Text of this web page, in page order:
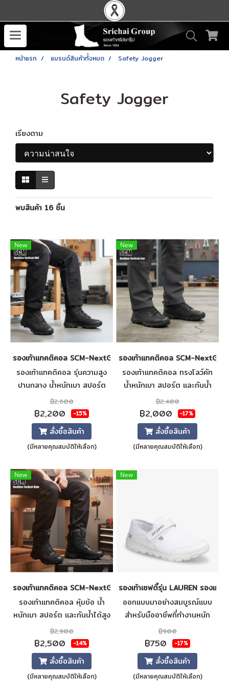
หน้าแรก แบรนด์สินค้าทั้งหมด Safety Jogger
Safety Jogger
เรียงตาม
พบสินค้า 16 ชิ้น
New
รองเท้าแทคติคอล SCM-NextGen-Tactical-Mid
รองเท้าแทคติคอล รุ่นความสูง
ปานกลาง น้ำหนักเบา สปอร์ต
กันน้ำ กันลื่น พร้อมซิปด้านใน
ระบายอากาศได้ดี พื้นรองเท้าทน
ความร้อน พื้นรองเท้าแบบถอด
ได้
฿2,600
฿2,200 -15%
สั่งซื้อสินค้า
(มีหลายคุณสมบัติให้เลือก)
New
รองเท้าแทคติคอล SCM-
รองเท้าแทคติคอล ทรงโลว์คัท
น้ำหนักเบา สปอร์ต และกันน้ำ
พื้นรองเท้าทนความร้อน กันลื่น
ระบายอากาศได้ดี พื้นรองเท้า
แบบถอดได้
฿2,400
฿2,000 -17%
สั่งซื้อสินค้า
(มีหลายคุณสมบัติให้เลือก)
New
รองเท้าแทคติคอล SCM-NextGen-Tactical-High
รองเท้าแทคติคอล หุ้มข้อ น้ำ
หนักเบา สปอร์ต และกันน้ำได้สูง
พร้อมซิปด้านใน พื้นรองเท้าทน
ความร้อน ระบายอากาศได้ดี พื้น
รองเท้าแบบถอดได้
฿2,900
฿2,500 -14%
สั่งซื้อสินค้า
(มีหลายคุณสมบัติให้เลือก)
New
รองเท้าเซฟตี้รุ่น LAUREN รองเท้า
ออกแบบมาอย่างสมบูรณ์แบบ
สำหรับมืออาชีพที่ทำงานหนัก
โดดเด่นด้วยส่วนบนที่ระบาย
อากาศได้ดี เพื่อความสบายยิ่ง
ขึ้น แม้ในกะการทำงานที่ยาวนาน
ที่สุด พร้อมสายรัดที่ปรับได้
ซับในนวัตกรรมใหม่ช่วยระบาย
฿900
฿750 -17%
สั่งซื้อสินค้า
(มีหลายคุณสมบัติให้เลือก)